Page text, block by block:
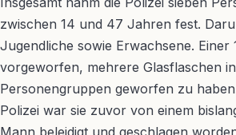
zwischen 14 und 47 Jahren fest.
Jugendliche sowie Erwachsene. Einer
vorgeworfen, mehrere Glasflaschen
Personengruppen geworfen zu
Polizei war sie zuvor von einem
Mann beleidigt und geschlagen